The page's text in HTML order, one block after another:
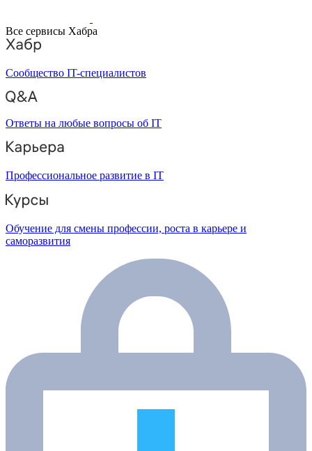
Все сервисы Хабра
Сообщество IT-специалистов
Ответы на любые вопросы об IT
Профессиональное развитие в IT
Обучение для смены профессии, роста в карьере и
саморазвития